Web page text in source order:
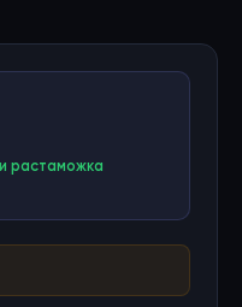
растаможка